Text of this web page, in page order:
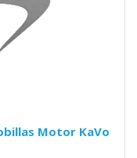
Motor KaVo